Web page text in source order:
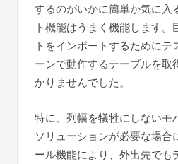
するのがいかに簡単か気に入
ト機能はうまく機能します
トをインポートするためにテ
ーンで動作するテーブルを取
かりませんでした。
特に、列幅を犠牲にしないモ
ソリューションが必要な場合
ール機能により、外出先でも